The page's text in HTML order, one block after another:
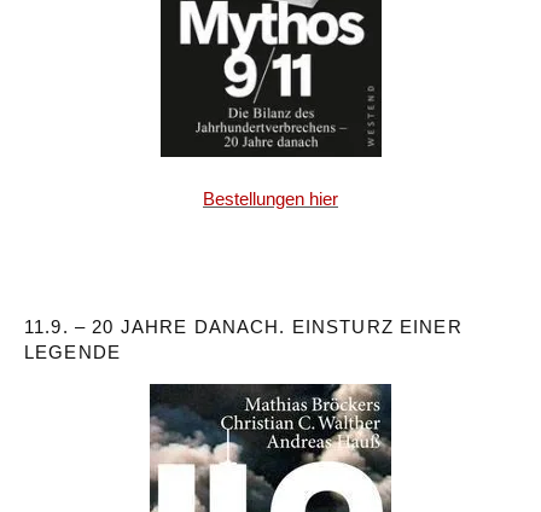
Bestellungen hier
11.9. – 20 JAHRE DANACH. EINSTURZ EINER
LEGENDE